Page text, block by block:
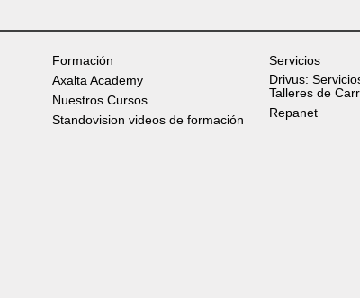
Formación
Axalta Academy
Nuestros Cursos
Standovision videos de formación
Servicios
Drivus:
Talleres de
Repanet